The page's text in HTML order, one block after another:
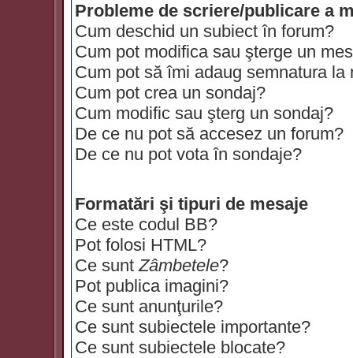
Probleme de scriere/publicare a
Cum deschid un subiect în forum?
Cum pot modifica sau şterge un
Cum pot să îmi adaug semnatura la
Cum pot crea un sondaj?
Cum modific sau şterg un sondaj?
De ce nu pot să accesez un forum?
De ce nu pot vota în sondaje?
Formatări şi tipuri de mesaje
Ce este codul BB?
Pot folosi HTML?
Ce suntZâmbetele?
Pot publica imagini?
Ce sunt anunţurile?
Ce sunt subiectele importante?
Ce sunt subiectele blocate?